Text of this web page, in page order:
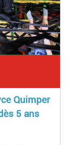
Quimper
5 ans